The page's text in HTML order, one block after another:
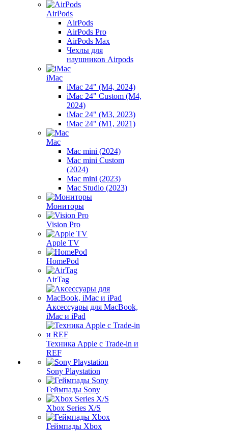
AirPods
AirPods
AirPods Pro
AirPods Max
Чехлы для
наушников Airpods
iMac
iMac 24" (M4, 2024)
iMac 24" Custom (M4,
2024)
iMac 24" (M3, 2023)
iMac 24" (M1, 2021)
Mac
Mac mini (2024)
Mac mini Custom
(2024)
Mac mini (2023)
Mac Studio (2023)
Мониторы
Vision Pro
Apple TV
HomePod
AirTag
Аксессуары для MacBook,
iMac и iPad
Техника Apple с Trade-in и
REF
Sony Playstation
Геймпады Sony
Xbox Series X/S
Геймпады Xbox